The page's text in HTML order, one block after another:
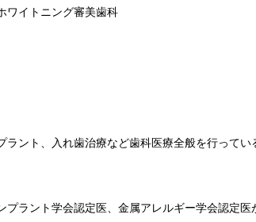
イトニング審美歯科
ント、入れ歯治療など歯科医療全般を行ってい
ラント学会認定医、金属アレルギー学会認定医